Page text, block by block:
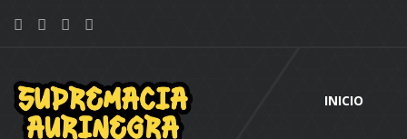
INICIO